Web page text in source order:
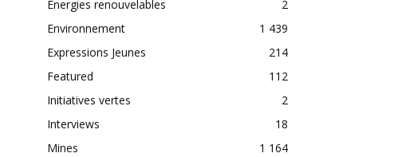
Énergies renouvelables
2
Environnement
1 439
Expressions Jeunes
214
Featured
112
Initiatives vertes
2
Interviews
18
Mines
1 164